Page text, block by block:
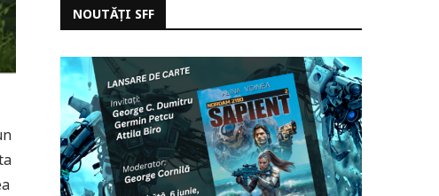
NOUTĂȚI SFF